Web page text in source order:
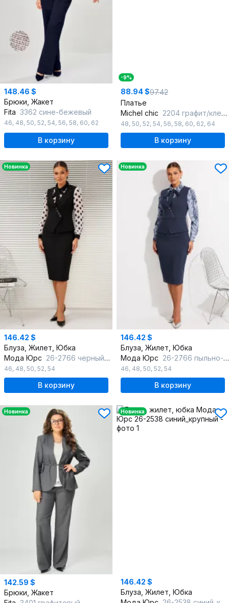
148.46 $
Брюки, Жакет
Fita 3362 сине-бежевый
46, 48, 50, 52, 54, 56, 58, 60, 62
В корзину
-9%
88.94 $97.42
Платье
Michel chic 2204 графит/клетка
48, 50, 52, 54, 56, 58, 60, 62, 64
В корзину
Новинка
146.42 $
Блуза, Жилет, Юбка
Мода Юрс 26-2766 черный_крупный горох
46, 48, 50, 52, 54
В корзину
Новинка
146.42 $
Блуза, Жилет, Юбка
Мода Юрс 26-2766 пыльно-синий
46, 48, 50, 52, 54
В корзину
Новинка
142.59 $
Брюки, Жакет
Новинка
146.42 $
Блуза, Жилет, Юбка